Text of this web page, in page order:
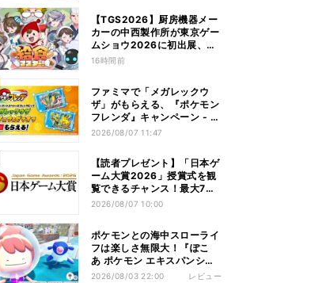
【TGS2026】厨房機器メー
カーの中西製作所が東京ゲー
ムショウ2026に初出展、新
作ARGなど披露
16時間前
ファミマで「メガレックウ
ザ」がもらえる、『ポケモン
フレンダ』キャンペーン - 8
月11日から
2026/08/07 11:47
【読者プレゼント】「日本ゲ
ーム大賞2026」授賞式を観
覧できるチャンス！最大7組
14名様
2026/08/07 10:00
ポケモンとの海中スローライ
フは楽しさ無限大！『ぽこ
あ ポケモン エキスパンショ
ンパス』を先行プレイ
2026/08/03 22:00 レビュー